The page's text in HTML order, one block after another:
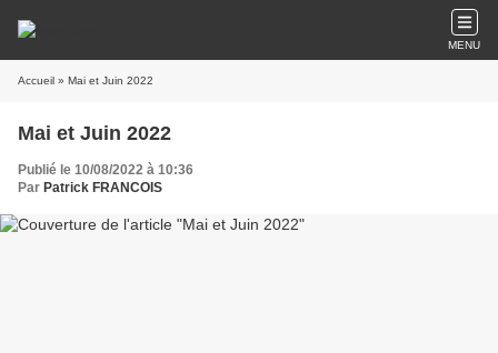
MENU
Accueil » Mai et Juin 2022
Mai et Juin 2022
Publié le 10/08/2022 à 10:36
Par Patrick FRANCOIS